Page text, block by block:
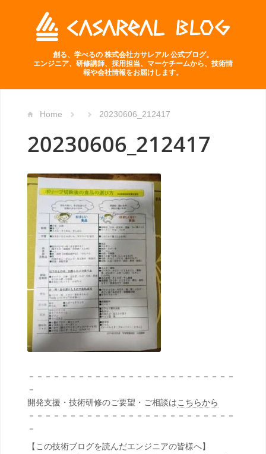
創る、学べるの 株式会社カサレアル 公式ブログ。
エンジニア、研修講師、採用担当、マーケチームから、技術情
報や会社情報をお届けします。
Home 20230606_212417
20230606_212417
－－－－－－－－－－－－－－－－－－－－－－－－－
－
開発支援・技術研修のご要望・ご相談はこちらから
－－－－－－－－－－－－－－－－－－－－－－－－－
－
【この技術ブログを読んだエンジニアの皆様へ】